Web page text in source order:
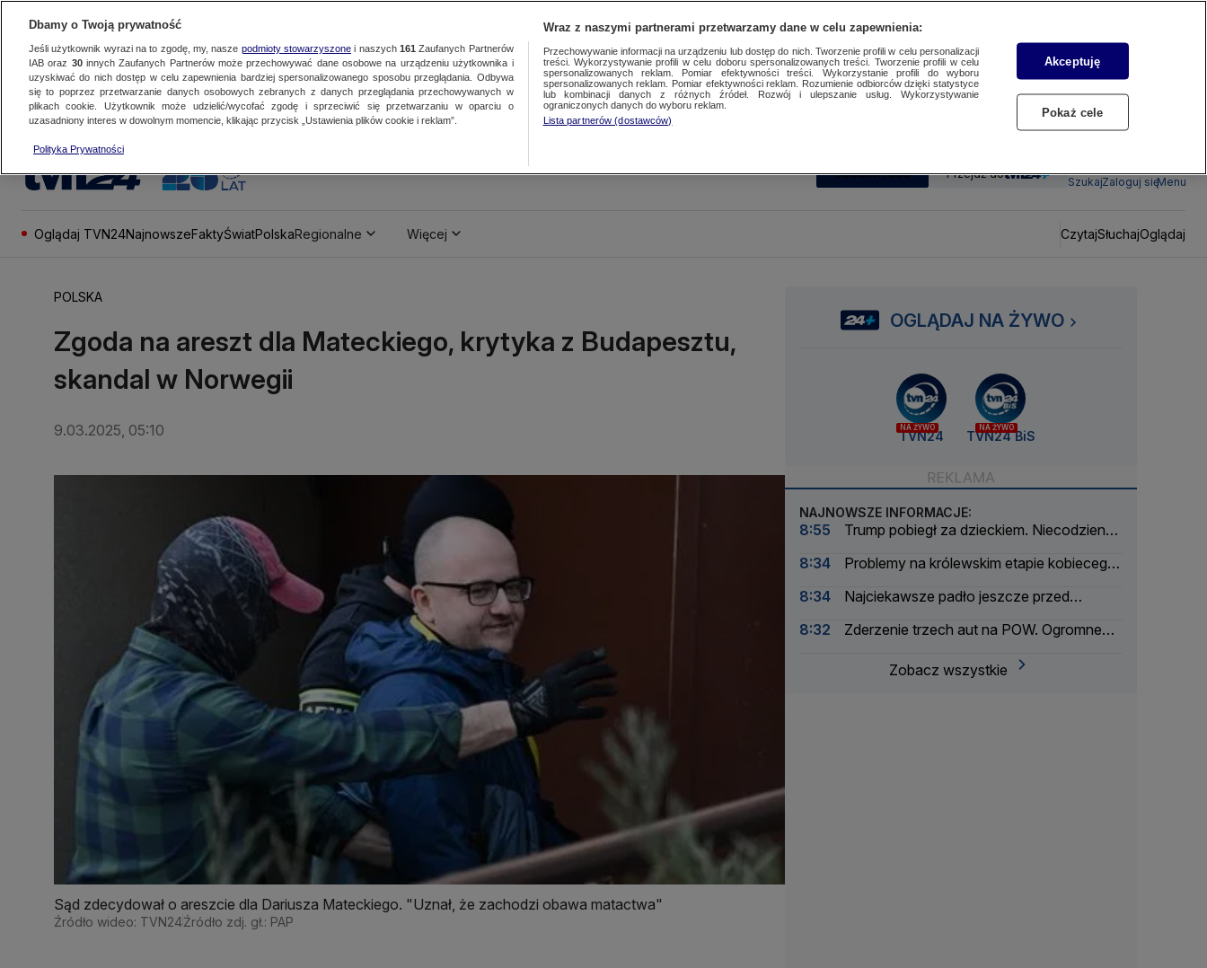
SUBSKRYBUJ Przejdź do
SzukajZaloguj sięMenu
Oglądaj TVN24NajnowszeFaktyŚwiatPolskaRegionalne Więcej CzytajSłuchajOglądaj
POLSKA
Zgoda na areszt dla Mateckiego, krytyka z Budapesztu,
skandal w Norwegii
9.03.2025, 05:10
Sąd zdecydował o areszcie dla Dariusza Mateckiego. "Uznał, że zachodzi obawa matactwa"
Źródło wideo: TVN24Źródło zdj. gł.: PAP
OGLĄDAJ NA ŻYWO
NA ŻYWO
TVN24
NA ŻYWO
TVN24 BiS
NAJNOWSZE INFORMACJE:
8:55
Trump pobiegł za dzieckiem. Niecodzienna
8:34
Problemy na królewskim etapie kobiecego
8:34
Najciekawsze padło jeszcze przed
8:32
Zderzenie trzech aut na POW. Ogromne
Zobacz wszystkie
Dbamy o Twoją prywatność
Jeśli użytkownik wyrazi na to zgodę, my, nasze podmioty stowarzyszonei naszych 161 Zaufanych Partnerów
IAB oraz 30innych Zaufanych Partnerów może przechowywać dane osobowe na urządzeniu użytkownika i
uzyskiwać do nich dostęp w celu zapewnienia bardziej spersonalizowanego sposobu przeglądania. Odbywa
się to poprzez przetwarzanie danych osobowych zebranych z danych przeglądania przechowywanych w
plikach cookie. Użytkownik może udzielić/wycofać zgodę i sprzeciwić się przetwarzaniu w oparciu o
uzasadniony interes w dowolnym momencie, klikając przycisk „Ustawienia plików cookie i reklam”.
Polityka Prywatności
Wraz z naszymi partnerami przetwarzamy dane w celu zapewnienia:
Przechowywanie informacji na urządzeniu lub dostęp do nich. Tworzenie profili w celu personalizacji
treści. Wykorzystywanie profili w celu doboru spersonalizowanych treści. Tworzenie profili w celu
spersonalizowanych reklam. Pomiar efektywności treści. Wykorzystanie profili do wyboru
spersonalizowanych reklam. Pomiar efektywności reklam. Rozumienie odbiorców dzięki statystyce
lub kombinacji danych z różnych źródeł. Rozwój i ulepszanie usług. Wykorzystywanie
ograniczonych danych do wyboru reklam.
Lista partnerów (dostawców)
Akceptuję
Pokaż cele